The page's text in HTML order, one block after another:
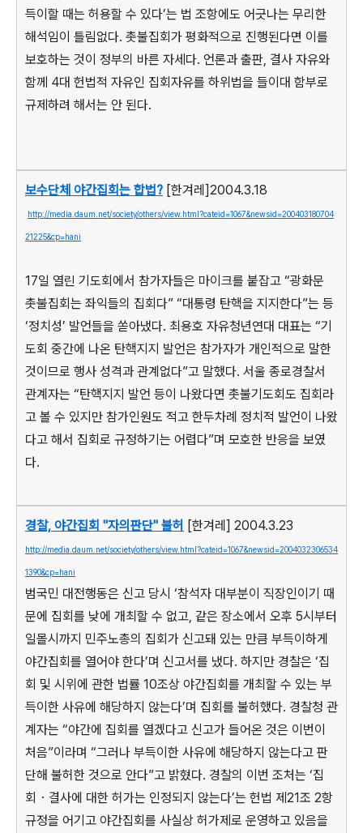
득이할 때는 허용할 수 있다’는 법 조항에도 어긋나는 무리한
해석임이 틀림없다. 촛불집회가 평화적으로 진행된다면 이를
보호하는 것이 정부의 바른 자세다. 언론과 출판, 결사 자유와
함께 4대 헌법적 자유인 집회자유를 하위법을 들이대 함부로
규제하려 해서는 안 된다.
보수단체 야간집회는 합법? [한겨레]2004.3.18
http://media.daum.net/society/others/view.html?cateid=1067&newsid=200403180704
21225&cp=hani
17일 열린 기도회에서 참가자들은 마이크를 붙잡고 “광화문
촛불집회는 좌익들의 집회다” “대통령 탄핵을 지지한다”는 등
‘정치성’ 발언들을 쏟아냈다. 최용호 자유청년연대 대표는 “기
도회 중간에 나온 탄핵지지 발언은 참가자가 개인적으로 말한
것이므로 행사 성격과 관계없다”고 말했다. 서울 종로경찰서
관계자는 “탄핵지지 발언 등이 나왔다면 촛불기도회도 집회라
고 볼 수 있지만 참가인원도 적고 한두차례 정치적 발언이 나왔
다고 해서 집회로 규정하기는 어렵다”며 모호한 반응을 보였
다.
경찰, 야간집회 "자의판단" 불허 [한겨레] 2004.3.23
http://media.daum.net/society/others/view.html?cateid=1067&newsid=2004032306534
1390&cp=hani
범국민 대전행동은 신고 당시 ‘참석자 대부분이 직장인이기 때
문에 집회를 낮에 개최할 수 없고, 같은 장소에서 오후 5시부터
일몰시까지 민주노총의 집회가 신고돼 있는 만큼 부득이하게
야간집회를 열어야 한다’며 신고서를 냈다. 하지만 경찰은 ‘집
회 및 시위에 관한 법률 10조상 야간집회를 개최할 수 있는 부
득이한 사유에 해당하지 않는다’며 집회를 불허했다. 경찰청 관
계자는 “야간에 집회를 열겠다고 신고가 들어온 것은 이번이
처음”이라며 “그러나 부득이한 사유에 해당하지 않는다고 판
단해 불허한 것으로 안다”고 밝혔다. 경찰의 이번 조처는 ‘집
회・결사에 대한 허가는 인정되지 않는다’는 헌법 제21조 2항
규정을 어기고 야간집회를 사실상 허가제로 운영하고 있음을